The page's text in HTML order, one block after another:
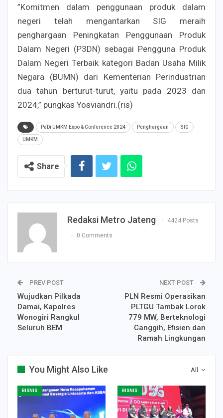
”Komitmen dalam penggunaan produk dalam
negeri telah mengantarkan SIG meraih
penghargaan Peningkatan Penggunaan Produk
Dalam Negeri (P3DN) sebagai Pengguna Produk
Dalam Negeri Terbaik kategori Badan Usaha Milik
Negara (BUMN) dari Kementerian Perindustrian
dua tahun berturut-turut, yaitu pada 2023 dan
2024,” pungkas Yosviandri.(ris)
PaDi UMKM Expo & Conference 2024 Penghargaan SIG
UMKM
Share
Redaksi Metro Jateng 4424 Posts
0 Comments
PREV POST
Wujudkan Pilkada
Damai, Kapolres
Wonogiri Rangkul
Seluruh BEM
NEXT POST
PLN Resmi Operasikan
PLTGU Tambak Lorok
779 MW, Berteknologi
Canggih, Efisien dan
Ramah Lingkungan
All
You Might Also Like
BISNIS BISNIS